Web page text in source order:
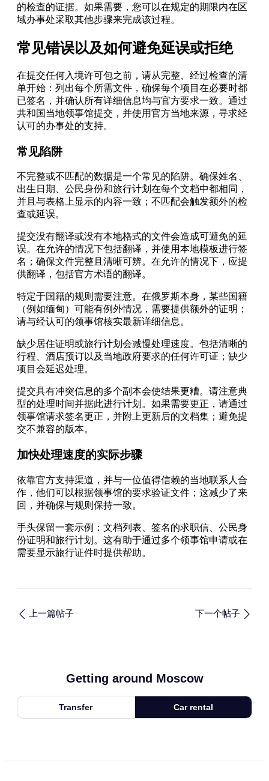
的检查的证据。如果需要，您可以在规定的期限内在区
域办事处采取其他步骤来完成该过程。
常见错误以及如何避免延误或拒绝
在提交任何入境许可包之前，请从完整、经过检查的清
单开始：列出每个所需文件，确保每个项目在必要时都
已签名，并确认所有详细信息均与官方要求一致。通过
共和国当地领事馆提交，并使用官方当地来源，寻求经
认可的办事处的支持。
常见陷阱
不完整或不匹配的数据是一个常见的陷阱。确保姓名、
出生日期、公民身份和旅行计划在每个文档中都相同，
并且与表格上显示的内容一致；不匹配会触发额外的检
查或延误。
提交没有翻译或没有本地格式的文件会造成可避免的延
误。在允许的情况下包括翻译，并使用本地模板进行签
名；确保文件完整且清晰可辨。在允许的情况下，应提
供翻译，包括官方术语的翻译。
特定于国籍的规则需要注意。在俄罗斯本身，某些国籍
（例如缅甸）可能有例外情况，需要提供额外的证明；
请与经认可的领事馆核实最新详细信息。
缺少居住证明或旅行计划会减慢处理速度。包括清晰的
行程、酒店预订以及当地政府要求的任何许可证；缺少
项目会延迟处理。
提交具有冲突信息的多个副本会使结果更糟。请注意典
型的处理时间并据此进行计划。如果需要更正，请通过
领事馆请求签名更正，并附上更新后的文档集；避免提
交不兼容的版本。
加快处理速度的实际步骤
依靠官方支持渠道，并与一位值得信赖的当地联系人合
作，他们可以根据领事馆的要求验证文件；这减少了来
回，并确保与规则保持一致。
手头保留一套示例：文档列表、签名的求职信、公民身
份证明和旅行计划。这有助于通过多个领事馆申请或在
需要显示旅行证件时提供帮助。
上一篇帖子 下一个帖子
Getting around Moscow
Transfer Car rental